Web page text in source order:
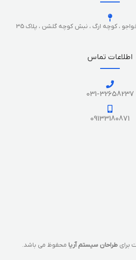
، کوچه ارگ ، نبش کوچه گلشن ، پلاک 35
اطلاعات تماس
031-32658237
09133180871
برایطراحان سیستم آریا محفوظ می باشد.